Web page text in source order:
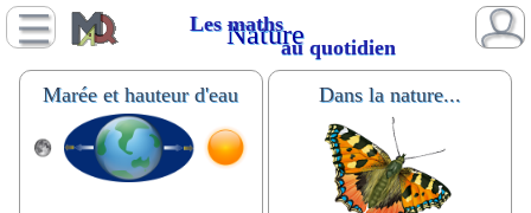
Les maths
au quotidien
Nature
Marée et hauteur d'eau Dans la nature...